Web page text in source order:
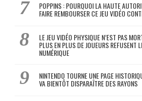
POPPINS : POURQUOI LA HAUTE
FAIRE REMBOURSER CE JEU VIDÉO
LE JEU VIDÉO PHYSIQUE N’EST PAS
PLUS EN PLUS DE JOUEURS REFUSENT
NUMÉRIQUE
NINTENDO TOURNE UNE PAGE
VA BIENTÔT DISPARAÎTRE DES RAYONS